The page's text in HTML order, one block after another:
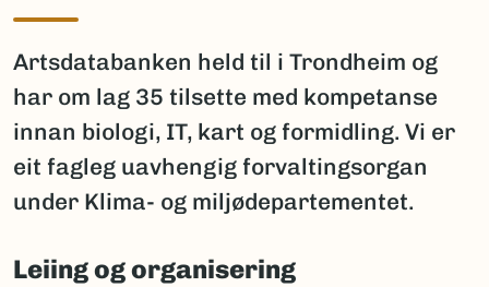
Artsdatabanken held til i Trondheim og
har om lag 35 tilsette med kompetanse
innan biologi, IT, kart og formidling. Vi er
eit fagleg uavhengig forvaltingsorgan
under Klima- og miljødepartementet.
Leiing og organisering